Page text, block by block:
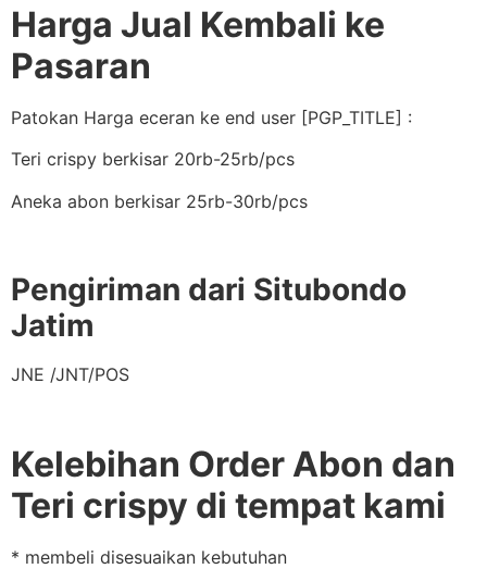
Harga Jual Kembali ke
Pasaran
Patokan Harga eceran ke end user [PGP_TITLE] :
Teri crispy berkisar 20rb-25rb/pcs
Aneka abon berkisar 25rb-30rb/pcs
Pengiriman dari Situbondo
Jatim
JNE /JNT/POS
Kelebihan Order Abon dan
Teri crispy di tempat kami
* membeli disesuaikan kebutuhan